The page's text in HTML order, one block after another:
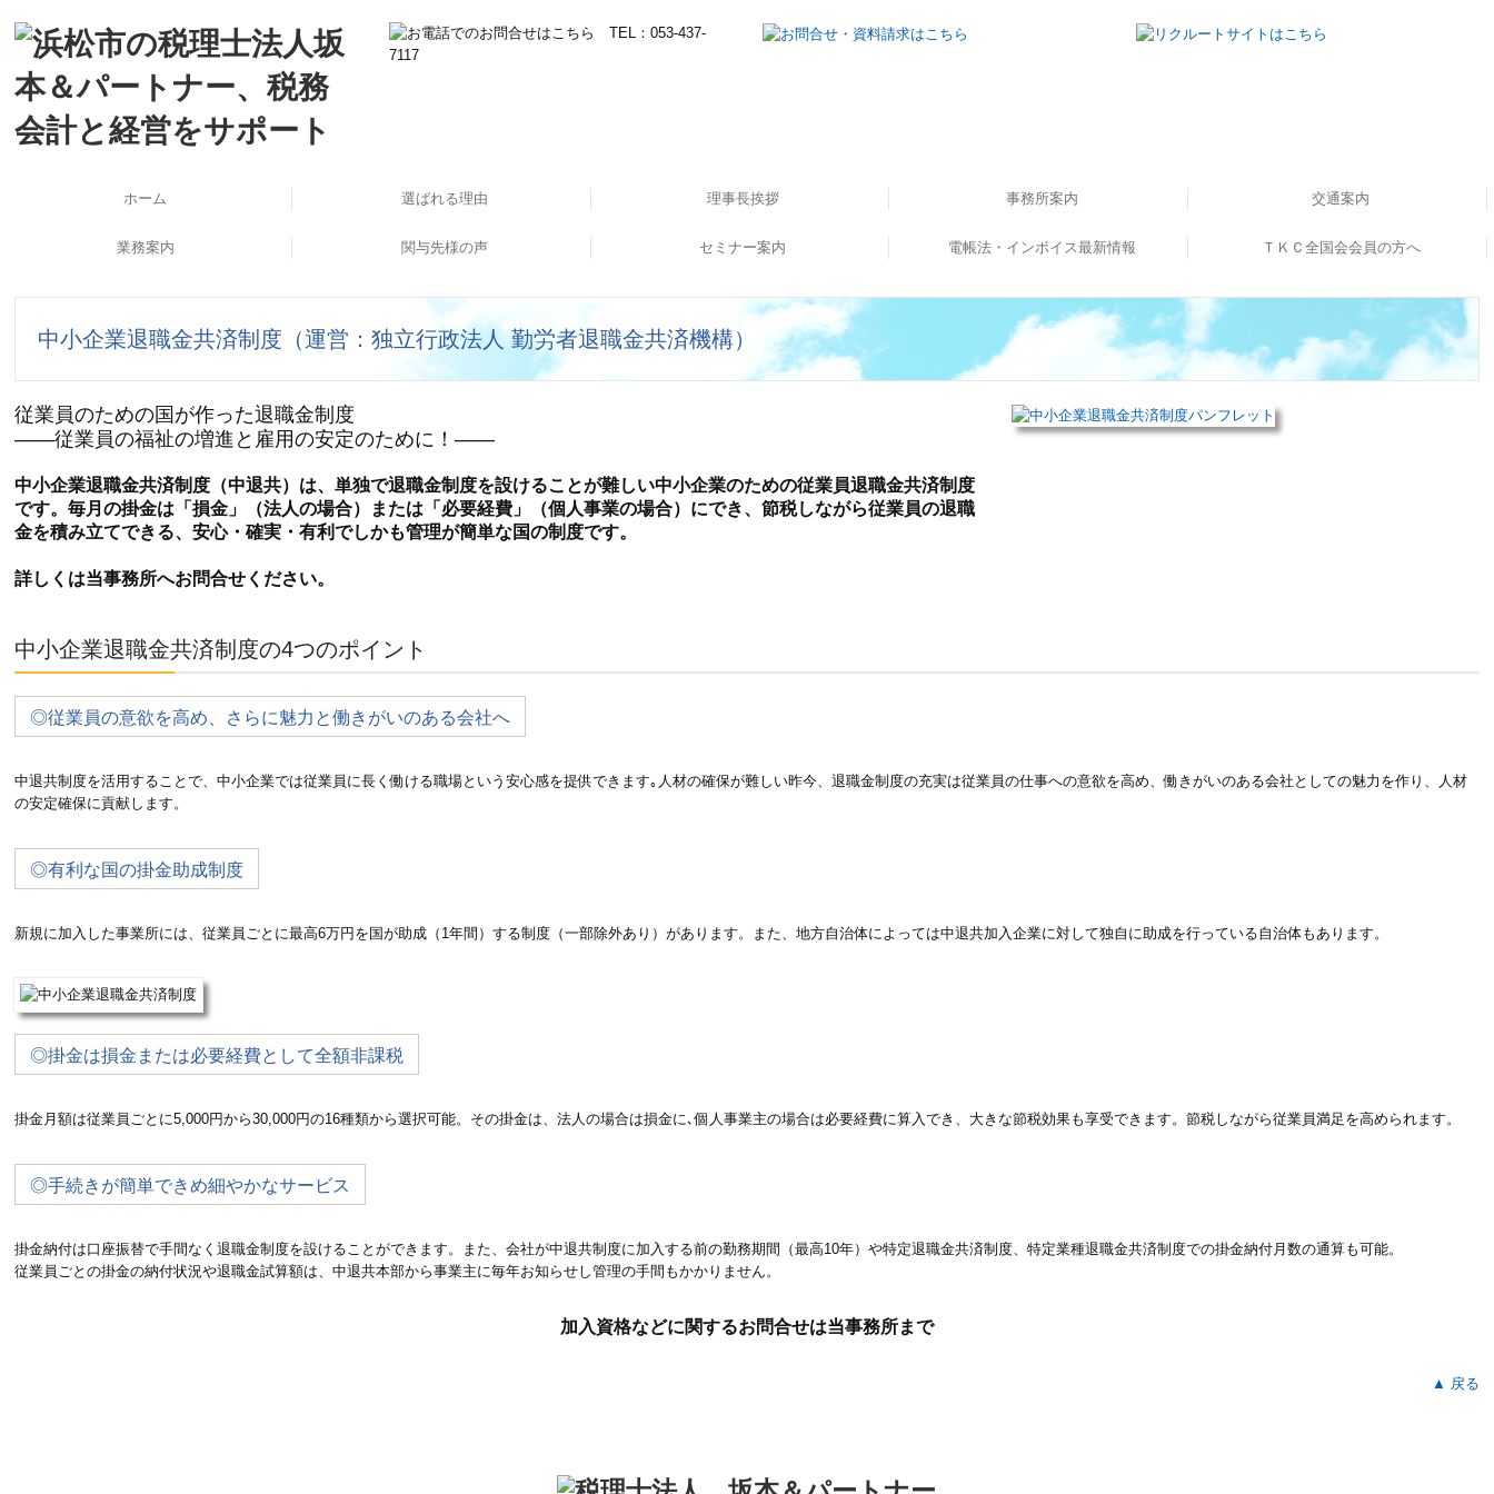
ホーム 選ばれる理由 理事長挨拶
所長挨拶
経営理念
職員紹介
事務所案内
事務所概要
書籍のご案内
交通案内
業務案内
法人の会計と税務
海外展開支援
事業承継支援
大企業支援
企業再生支援
個人の会計と税務
相続対策
医業経営支援
公益法人・社会福祉法人支援
起業家支援・開業支援
労務支援
関与先様の声
訪問インタビュー①
経営計画策定しました！
ＴＫＣシステム使ってます！
セミナー案内
セミナー申し込み
電帳法・インボイス最新情報
インボイス解説動画
ＴＫＣ全国会会員の方へ
中小企業退職金共済制度（運営：独立行政法人 勤労者退職金共済機構）
従業員のための国が作った退職金制度
――従業員の福祉の増進と雇用の安定のために！――
中小企業退職金共済制度（中退共）は、単独で退職金制度を設けることが難しい中小企業のための従業員退職金共済制度
です。毎月の掛金は「損金」（法人の場合）または「必要経費」（個人事業の場合）にでき、節税しながら従業員の退職
金を積み立てできる、安心・確実・有利でしかも管理が簡単な国の制度です。
詳しくは当事務所へお問合せください。
中小企業退職金共済制度の4つのポイント
◎従業員の意欲を高め、さらに魅力と働きがいのある会社へ
中退共制度を活用することで、中小企業では従業員に長く働ける職場という安心感を提供できます｡人材の確保が難しい昨今、退職金制度の充実は従業員の仕事への意欲を高め、働きがいのある会社としての魅力を作り、人材
の安定確保に貢献します。
◎有利な国の掛金助成制度
新規に加入した事業所には、従業員ごとに最高6万円を国が助成（1年間）する制度（一部除外あり）があります。また、地方自治体によっては中退共加入企業に対して独自に助成を行っている自治体もあります。
◎掛金は損金または必要経費として全額非課税
掛金月額は従業員ごとに5,000円から30,000円の16種類から選択可能。その掛金は、法人の場合は損金に､個人事業主の場合は必要経費に算入でき、大きな節税効果も享受できます。節税しながら従業員満足を高められます。
◎手続きが簡単できめ細やかなサービス
掛金納付は口座振替で手間なく退職金制度を設けることができます。また、会社が中退共制度に加入する前の勤務期間（最高10年）や特定退職金共済制度、特定業種退職金共済制度での掛金納付月数の通算も可能。
従業員ごとの掛金の納付状況や退職金試算額は、中退共本部から事業主に毎年お知らせし管理の手間もかかりません。
加入資格などに関するお問合せは当事務所まで
▲ 戻る